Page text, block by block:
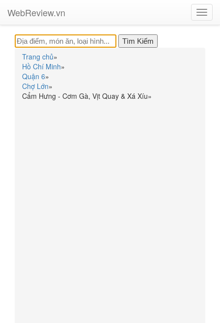
WebReview.vn
Trang chủ»
Hồ Chí Minh»
Quận 6»
Chợ Lớn»
Cẩm Hưng - Cơm Gà, Vịt Quay & Xá Xíu»